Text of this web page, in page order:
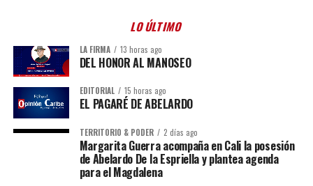
LO ÚLTIMO
LA FIRMA 13 horas ago
DEL HONOR AL MANOSEO
EDITORIAL 15 horas ago
EL PAGARÉ DE ABELARDO
TERRITORIO & PODER 2 días ago
Margarita Guerra acompaña en Cali la posesión
de Abelardo De la Espriella y plantea agenda
para el Magdalena